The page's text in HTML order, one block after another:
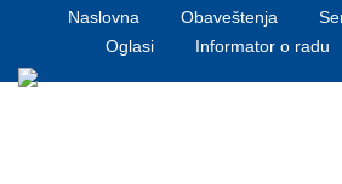
Naslovna Obaveštenja
Oglasi
Informator o radu